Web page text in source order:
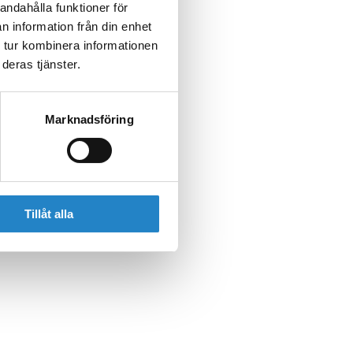
funktioner för
information från din enhet
kombinera informationen
tjänster.
Marknadsföring
Tillåt alla